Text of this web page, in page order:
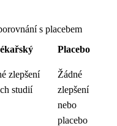
s placebem
Placebo
zlepšení
studií
Žádné
zlepšení
nebo
placebo